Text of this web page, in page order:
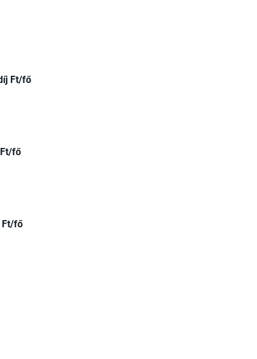
Ft/fő
fő
Ft/fő